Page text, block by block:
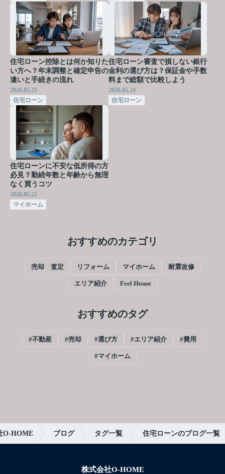
住宅ローン控除とは何か知りた
い方へ？年末調整と確定申告の
違いと手続きの流れ
2026.05.25
住宅ローン
住宅ローン審査で損しない銀行
金利の選び方は？保証金や手数
料まで総額で比較しよう
2026.05.24
住宅ローン
住宅ローンに不安な低所得の方
必見？勤続年数と年齢から無理
なく買うコツ
2026.05.22
マイホーム
おすすめのカテゴリ
売却 査定 リフォーム マイホーム 耐震改修
エリア紹介 Feel House
おすすめのタグ
#不動産 #売却 #選び方 #エリア紹介 #費用
#マイホーム
O-HOME ブログ タグ一覧 住宅ローンのブログ一覧
株式会社O-HOME